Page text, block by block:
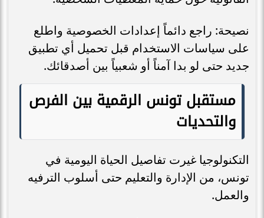
نصيحة: راجع دائماً إعدادات الخصوصية واطلع
على سياسات الاستخدام قبل تحميل أي تطبيق
جديد حتى لو بدا آمناً أو شعبياً بين أصدقائك.
مستقبل تونس الرقمية بين الفرص
والتحديات
التكنولوجيا غيرت تفاصيل الحياة اليومية في
تونس، من الإدارة والتعليم حتى أسلوب الترفيه
والعمل.